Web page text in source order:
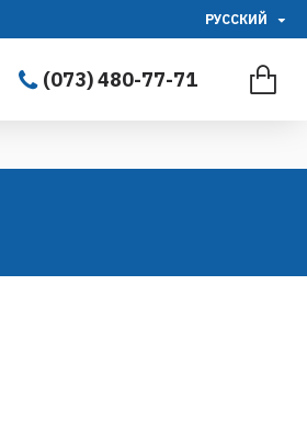
РУССКИЙ
(073) 480-77-71